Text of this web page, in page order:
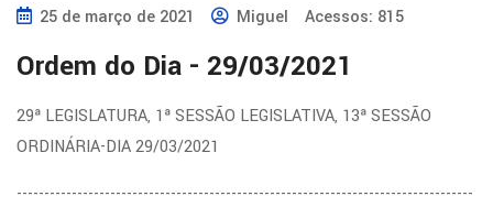
25 de março de 2021 Miguel Acessos: 815
Ordem do Dia - 29/03/2021
29ª LEGISLATURA, 1ª SESSÃO LEGISLATIVA, 13ª SESSÃO
ORDINÁRIA-DIA 29/03/2021
-----------------------------------------------------------------------------------